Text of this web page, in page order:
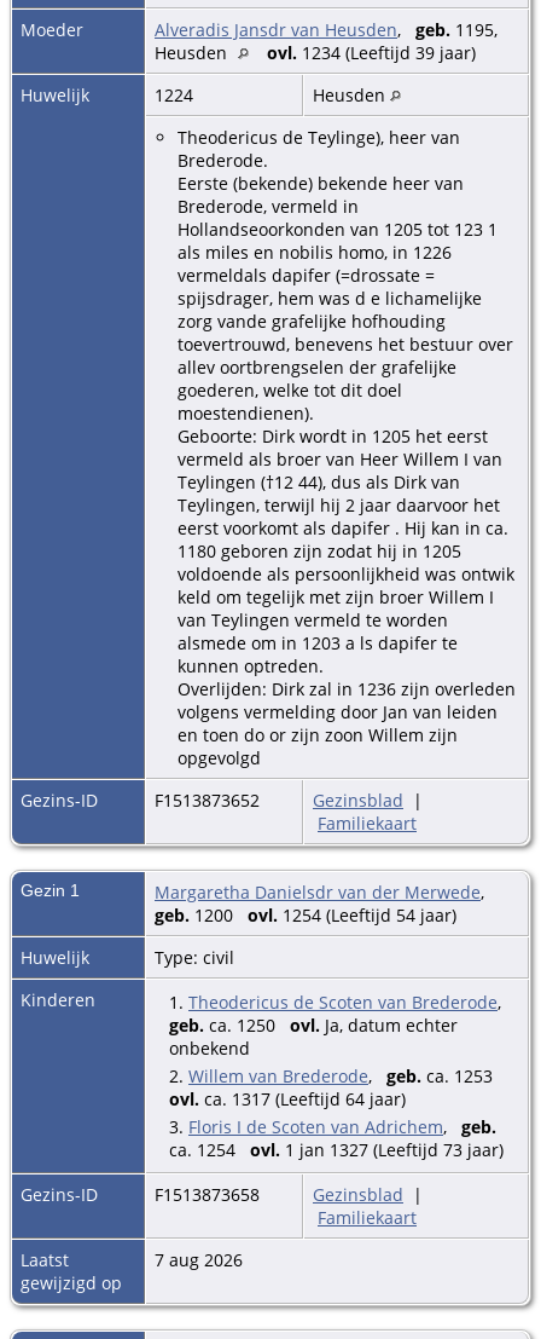
Moeder
Alveradis Jansdr van Heusden, geb. 1195,
Heusden
ovl. 1234 (Leeftijd 39 jaar)
Huwelijk
1224
Heusden
Theodericus de Teylinge), heer van
Brederode.
Eerste (bekende) bekende heer van
Brederode, vermeld in
Hollandseoorkonden van 1205 tot 123 1
als miles en nobilis homo, in 1226
vermeldals dapifer (=drossate =
spijsdrager, hem was d e lichamelijke
zorg vande grafelijke hofhouding
toevertrouwd, benevens het bestuur over
allev oortbrengselen der grafelijke
goederen, welke tot dit doel
moestendienen).
Geboorte: Dirk wordt in 1205 het eerst
vermeld als broer van Heer Willem I van
Teylingen (†12 44), dus als Dirk van
Teylingen, terwijl hij 2 jaar daarvoor het
eerst voorkomt als dapifer . Hij kan in ca.
1180 geboren zijn zodat hij in 1205
voldoende als persoonlijkheid was ontwik
keld om tegelijk met zijn broer Willem I
van Teylingen vermeld te worden
alsmede om in 1203 a ls dapifer te
kunnen optreden.
Overlijden: Dirk zal in 1236 zijn overleden
volgens vermelding door Jan van leiden
en toen do or zijn zoon Willem zijn
opgevolgd
Gezins-ID
F1513873652 Gezinsblad |
Familiekaart
Gezin 1 Margaretha Danielsdr van der Merwede,
geb. 1200 ovl. 1254 (Leeftijd 54 jaar)
Huwelijk
Type: civil
Kinderen
1. Theodericus de Scoten van Brederode,
geb. ca. 1250 ovl. Ja, datum echter
onbekend
2. Willem van Brederode, geb. ca. 1253
ovl. ca. 1317 (Leeftijd 64 jaar)
3. Floris I de Scoten van Adrichem, geb.
ca. 1254 ovl. 1 jan 1327 (Leeftijd 73 jaar)
Gezins-ID
F1513873658 Gezinsblad |
Familiekaart
Laatst
gewijzigd op
7 aug 2026